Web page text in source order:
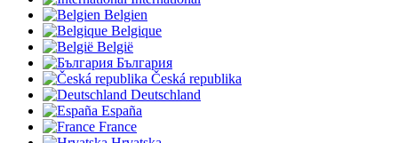
Belgien
Belgique
België
България
Česká republika
Deutschland
España
France